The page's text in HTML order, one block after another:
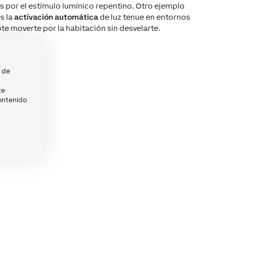
de
por el estímulo lumínico repentino. Otro ejemplo
la activación automáticade luz tenue en entornos
moverte por la habitación sin desvelarte.